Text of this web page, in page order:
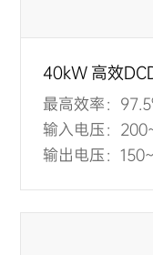
40kW 高效
最高效率：
输入电压：
输出电压：